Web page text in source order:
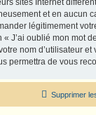
sites Internet
et en aucun
légitimement
J’ai oublié mon mot
nom d’utilisateur
permettra de vous
Supprimer